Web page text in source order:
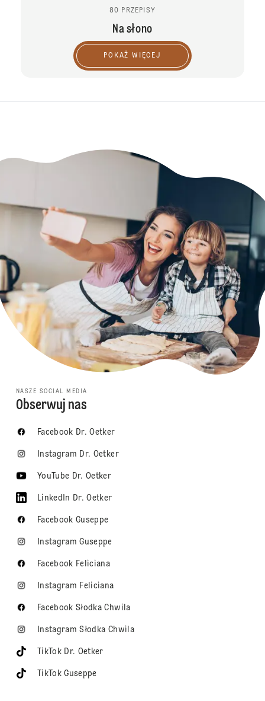
80 PRZEPISY
Na słono
POKAŻ WIĘCEJ
NASZE SOCIAL MEDIA
Obserwuj nas
Facebook Dr. Oetker
Instagram Dr. Oetker
YouTube Dr. Oetker
LinkedIn Dr. Oetker
Facebook Guseppe
Instagram Guseppe
Facebook Feliciana
Instagram Feliciana
Facebook Słodka Chwila
Instagram Słodka Chwila
TikTok Dr. Oetker
TikTok Guseppe